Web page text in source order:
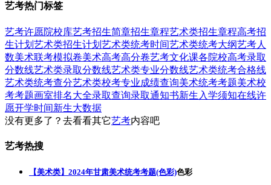
艺考热门标签
艺考许愿院校库艺考招生简章招生章程艺术类招生章程高考招
生计划 艺术类招生计划 艺术类统考时间艺术类统考大纲艺考人
数美术联考模拟卷美术高考高分卷艺考文化课各院校高考录取
分数线艺术类录取分数线艺术类专业分数线艺术类统考合格线
艺术类统考查分艺术类校考专业成绩查询美术统考考题美术校
考考题画室排名大全录取查询录取通知书新生入学须知在线许
愿开学时间新生大数据
没有更多了？去看看其它艺考内容吧
艺考热搜
【美术类】2024年甘肃美术统考考题(色彩)色彩